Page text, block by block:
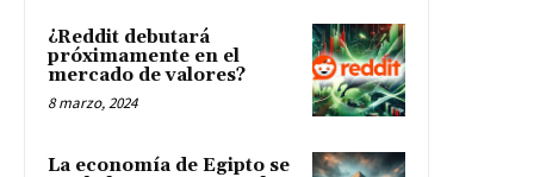
¿Reddit debutará
próximamente en el
mercado de valores?
8 marzo, 2024
La economía de Egipto se